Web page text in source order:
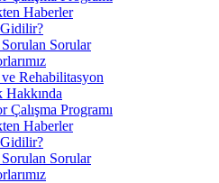
Haberler
Gidilir?
Sorulan Sorular
Rehabilitasyon
Çalışma Programı
Haberler
Gidilir?
Sorulan Sorular